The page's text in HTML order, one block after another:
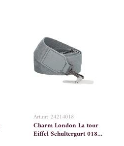
Art.nr: 24214018
Charm London La tour
Eiffel Schultergurt 018